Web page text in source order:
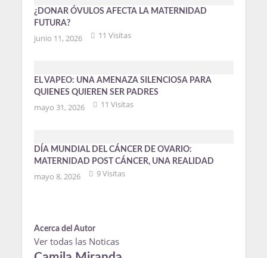
¿DONAR ÓVULOS AFECTA LA MATERNIDAD
FUTURA?
junio 11, 2026 11 Visitas
EL VAPEO: UNA AMENAZA SILENCIOSA PARA
QUIENES QUIEREN SER PADRES
mayo 31, 2026 11 Visitas
DÍA MUNDIAL DEL CÁNCER DE OVARIO:
MATERNIDAD POST CÁNCER, UNA REALIDAD
mayo 8, 2026 9 Visitas
Acerca del Autor
Ver todas las Noticas